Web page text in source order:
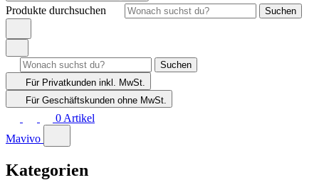
Produkte durchsuchen Suchen
Suchen
Für Privatkunden inkl. MwSt.
Für Geschäftskunden ohne MwSt.
0 Artikel
Mavivo
Kategorien